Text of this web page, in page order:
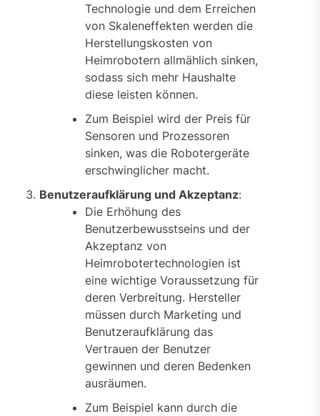
Technologie und dem Erreichen
von Skaleneffekten werden die
Herstellungskosten von
Heimrobotern allmählich sinken,
sodass sich mehr Haushalte
diese leisten können.
Zum Beispiel wird der Preis für
Sensoren und Prozessoren
sinken, was die Robotergeräte
erschwinglicher macht.
Benutzeraufklärung und Akzeptanz:
Die Erhöhung des
Benutzerbewusstseins und der
Akzeptanz von
Heimrobotertechnologien ist
eine wichtige Voraussetzung für
deren Verbreitung. Hersteller
müssen durch Marketing und
Benutzeraufklärung das
Vertrauen der Benutzer
gewinnen und deren Bedenken
ausräumen.
Zum Beispiel kann durch die